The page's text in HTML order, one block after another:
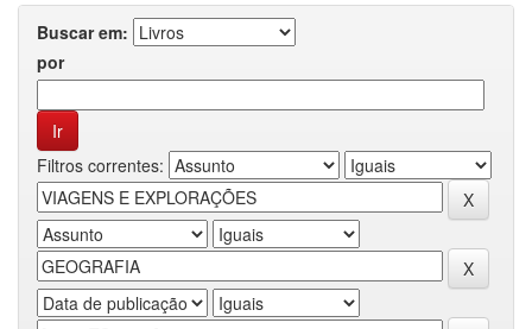
Buscar em:
por
Filtros correntes: